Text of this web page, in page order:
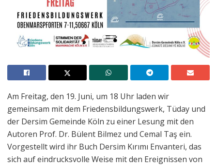
Am Freitag, den 19. Juni, um 18 Uhr laden wir
gemeinsam mit dem Friedensbildungswerk, Tüday und
der Dersim Gemeinde Köln zu einer Lesung mit den
Autoren Prof. Dr. Bülent Bilmez und Cemal Taş ein.
Vorgestellt wird ihr Buch Dersim Kırımı Envanteri, das
sich auf eindrucksvolle Weise mit den Ereignissen von